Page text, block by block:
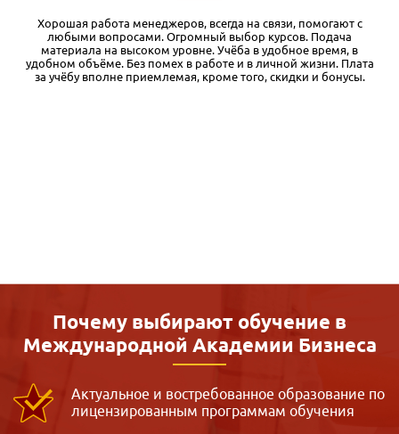
Я обучался в различных дистанционных учебных заведениях, и
есть с чем сравнивать. Во-первых, у Международной академии
бизнеса очень качественные и основательные учебные
материалы. Кроме того, при регистрации на курс дается
бесплатный доступ к первому модулю, чего я вообще нигде не
Почему выбирают обучение в
Международной Академии Бизнеса
Актуальное и востребованное образование по
лицензированным программам обучения